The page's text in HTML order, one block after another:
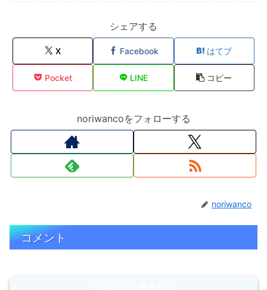
シェアする
X Facebook はてブ
Pocket LINE コピー
noriwancoをフォローする
noriwanco
コメント